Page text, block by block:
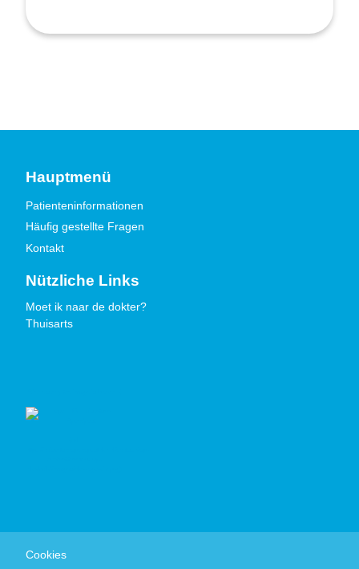
Hauptmenü
Patienteninformationen
Häufig gestellte Fragen
Kontakt
Nützliche Links
Moet ik naar de dokter?
Thuisarts
Cookies